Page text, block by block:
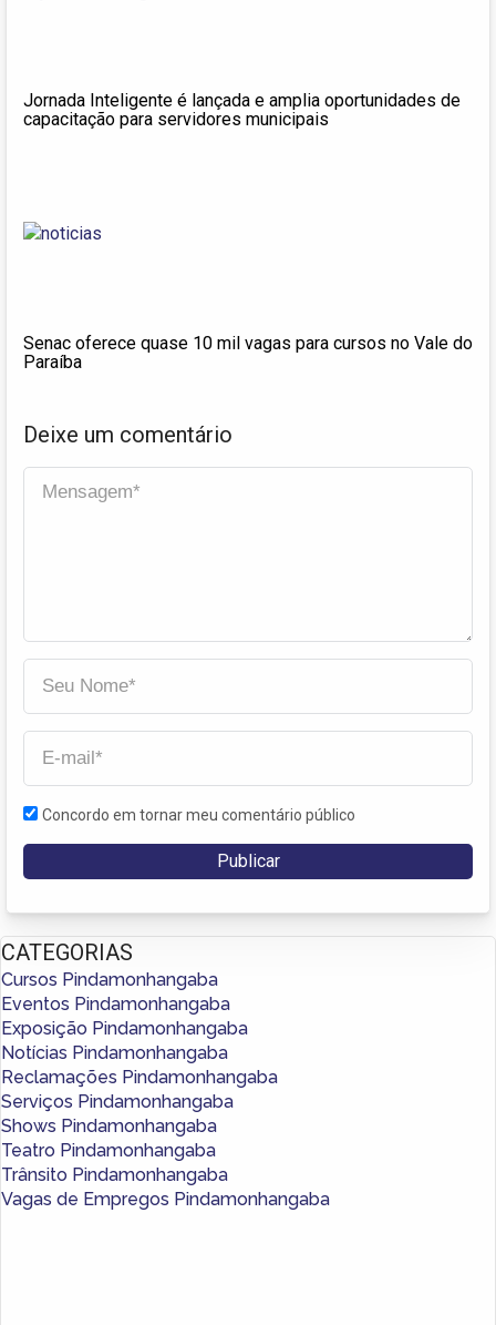
Jornada Inteligente é lançada e amplia oportunidades de
capacitação para servidores municipais
Senac oferece quase 10 mil vagas para cursos no Vale do
Paraíba
Deixe um comentário
Concordo em tornar meu comentário público
CATEGORIAS
Cursos Pindamonhangaba
Eventos Pindamonhangaba
Exposição Pindamonhangaba
Notícias Pindamonhangaba
Reclamações Pindamonhangaba
Serviços Pindamonhangaba
Shows Pindamonhangaba
Teatro Pindamonhangaba
Trânsito Pindamonhangaba
Vagas de Empregos Pindamonhangaba